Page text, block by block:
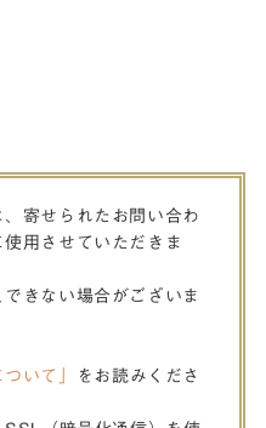
寄せられたお問い合わ
用させていただきま
きない場合がございま
いて」
をお読みくださ